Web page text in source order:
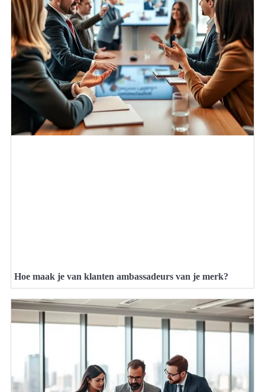
Hoe maak je van klanten ambassadeurs van je merk?